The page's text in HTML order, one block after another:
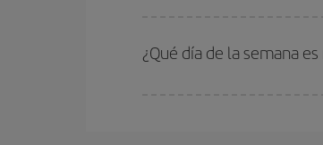
¿Qué día de la semana